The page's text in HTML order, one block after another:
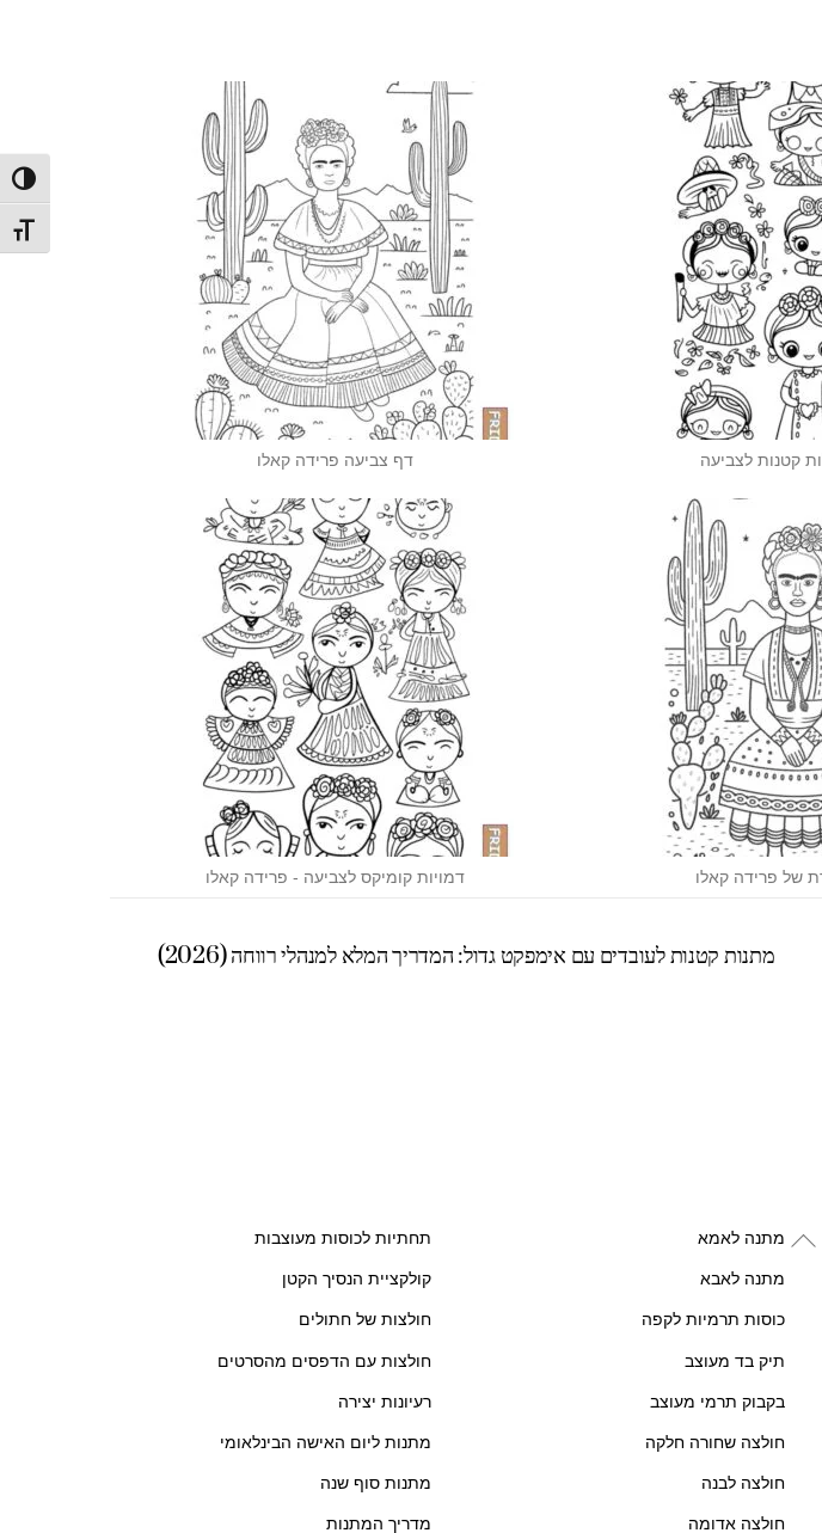
מתג
קטנות לצביעה דף צביעה פרידה קאלו
של פרידה קאלו דמויות קומיקס לצביעה - פרידה קאלו
מתנות קטנות לעובדים עם אימפקט גדול: המדריך המלא למנהלי רווחה (2026)
Backמתנה לאמא
מתנה לאבא
כוסות תרמיות לקפה
תיק בד מעוצב
בקבוק תרמי מעוצב
חולצה שחורה חלקה
חולצה לבנה
חולצה אדומה
תחתיות לכוסות מעוצבות
קולקציית הנסיך הקטן
חולצות של חתולים
חולצות עם הדפסים מהסרטים
רעיונות יצירה
מתנות ליום האישה הבינלאומי
מתנות סוף שנה
מדריך המתנות